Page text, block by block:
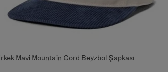
Mavi Mountain Cord Beyzbol Şapkası